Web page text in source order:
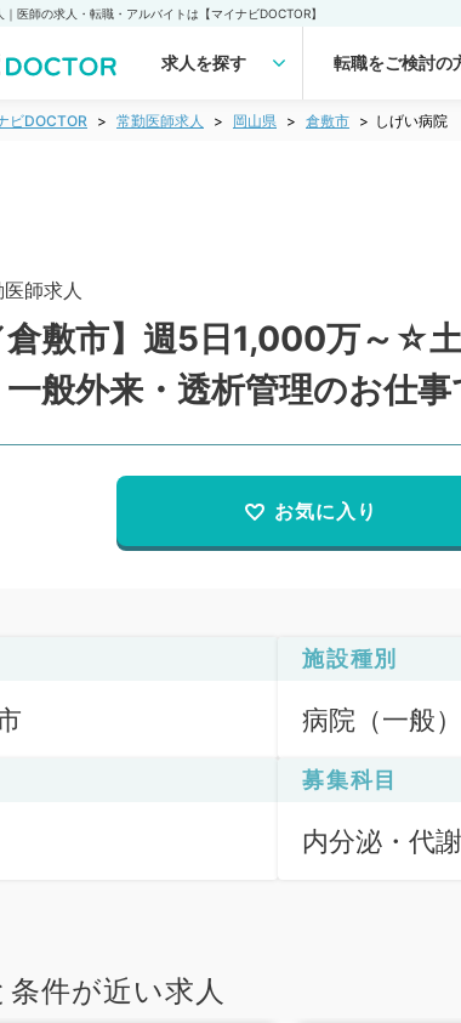
医師の求人・転職・アルバイトは【マイナビDOCTOR】
求人を探す 転職をご検討の
ビDOCTOR 常勤医師求人 岡山県 倉敷市 しげい病院
師求人
倉敷市】週5日1,000万～☆
般外来・透析管理のお仕事
お気に入り
施設種別
病院（一般）
募集科目
内分泌・代
件が近い求人